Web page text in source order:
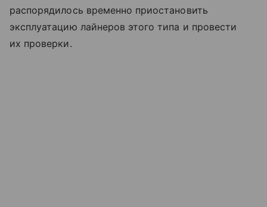
распорядилось временно приостановить
эксплуатацию лайнеров этого типа и провести
их проверки.